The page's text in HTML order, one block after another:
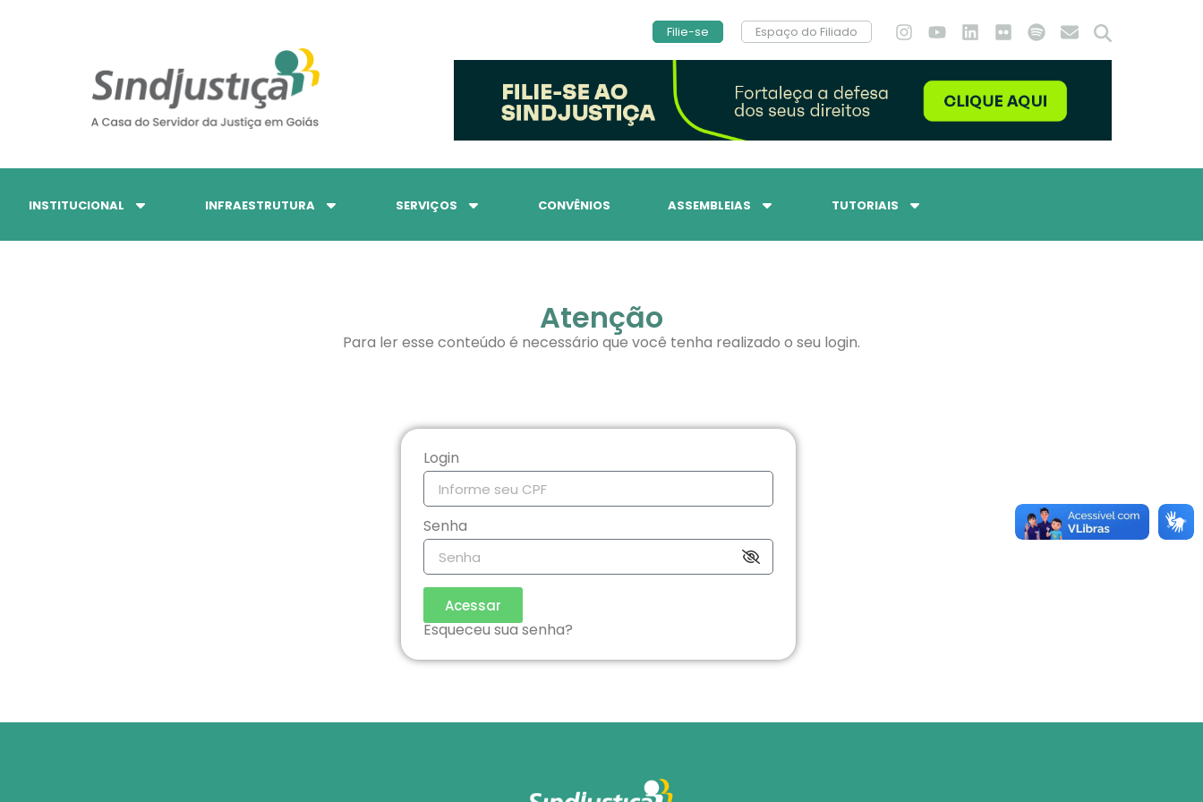
Filie-se Espaço do Filiado
INSTITUCIONAL INFRAESTRUTURA SERVIÇOS CONVÊNIOS ASSEMBLEIAS TUTORIAIS
Atenção
Para ler esse conteúdo é necessário que você tenha realizado o seu login.
Login
Senha
Acessar
Esqueceu sua senha?